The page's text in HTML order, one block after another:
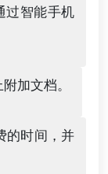
过智能手机
加文档。
的时间，并